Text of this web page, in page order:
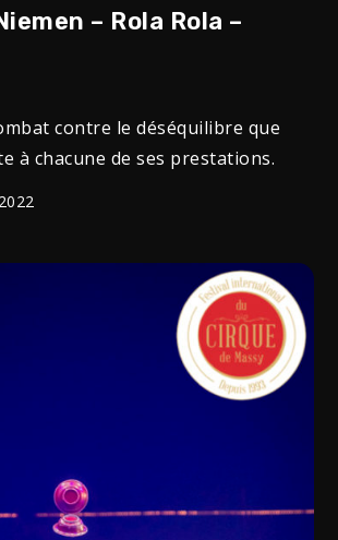
– Rola Rola –
contre le déséquilibre que
à chacune de ses prestations.